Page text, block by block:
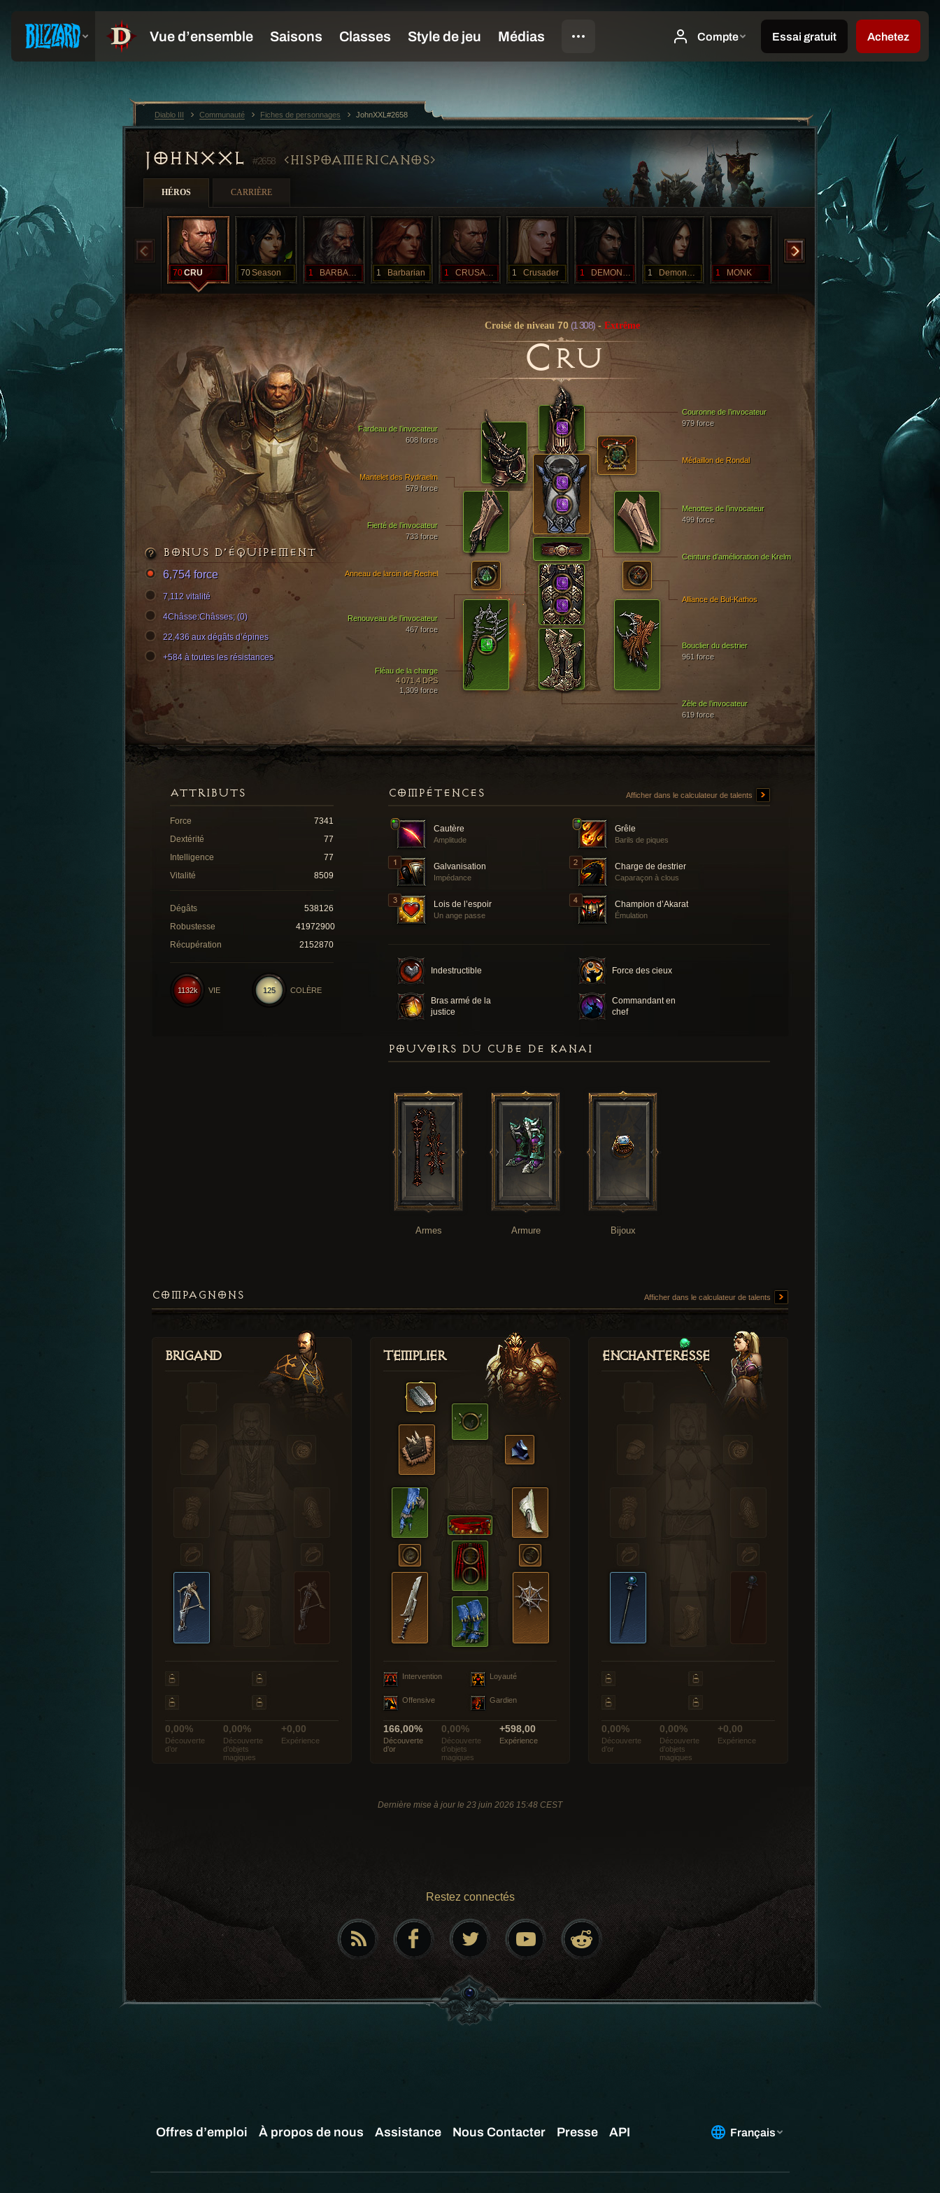
JOHNXXL #2658 HISPOAMERICANOS
HÉROS CARRIÈRE
70CRU 70Season 1 BARBARIAN 1 Barbarian 1 CRUSADER 1 Crusader 1 DEMONHUNTER 1 DemonHunter 1 MONK NECROMANCER
Croisé de niveau 70(1 308) - Extrême
CRU
Couronne de l’invocateur
979 force
Mantelet des Rydraelm
579 force
Zèle de l’invocateur
619 force
Fierté de l’invocateur
733 force
Fardeau de l’invocateur
608 force
Renouveau de l’invocateur
467 force
Menottes de l’invocateur
499 force
Fléau de la charge
4 071,4 DPS
1,309 force
Bouclier du destrier
961 force
Ceinture d’amélioration de Krelm
Alliance de Bul-Kathos
Anneau de larcin de Rechel
Médaillon de Rondal
BONUS D’ÉQUIPEMENT
6,754 force
7,112 vitalité
4Châsse:Châsses; (0)
22,436 aux dégâts d’épines
+584 à toutes les résistances
COMPÉTENCES Afficher dans le calculateur de talents
Cautère
Amplitude
Grêle
Barils de piques
Galvanisation
Impédance
Charge de destrier
Caparaçon à clous
Lois de l’espoir
Un ange passe
Champion d’Akarat
Émulation
Indestructible Force des cieux
Bras armé de la
justice
Commandant en
chef
ATTRIBUTS
Force
7341
Dextérité
77
Intelligence
77
Vitalité
8509
Dégâts
538126
Robustesse
41972900
Récupération
2152870
125 COLÈRE
1132k VIE
POUVOIRS DU CUBE DE KANAI
Armes Armure Bijoux
COMPAGNONS Afficher dans le calculateur de talents
Brigand
0,00%
Découverte
d’or
0,00%
Découverte
d’objets
magiques
+0,00
Expérience
Templier
Intervention Loyauté
Offensive Gardien
166,00%
Découverte
d’or
0,00%
Découverte
d’objets
magiques
+598,00
Expérience
Enchanteresse
0,00%
Découverte
d’or
0,00%
Découverte
d’objets
magiques
+0,00
Expérience
Dernière mise à jour le 23 juin 2026 15:48 CEST
Restez connectés
Diablo III Communauté Fiches de personnages JohnXXL#2658